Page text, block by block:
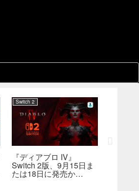
Switch 2
『ディアブロ IV』
Switch 2版、9月15日ま
たは18日に発売か